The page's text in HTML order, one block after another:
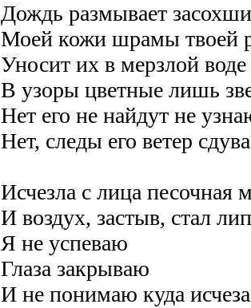
Дождь размывает
Моей кожи шрамы твоей
Уносит их в мерзлой воде
В узоры цветные лишь
Нет его не найдут не
Нет, следы его ветер
Исчезла с лица песочная
И воздух, застыв, стал
Я не успеваю
Глаза закрываю
И не понимаю куда